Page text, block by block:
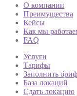
О компании
Преимущества
Кейсы
Как мы
FAQ
Услуги
Тарифы
Заполнить бриф
База локаций
Сдать локацию